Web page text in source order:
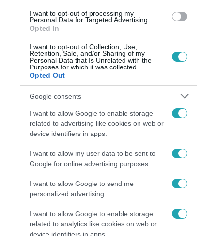
I want to opt-out of processing my
Personal Data for Targeted Advertising.
Opted In
I want to opt-out of Collection, Use,
Retention, Sale, and/or Sharing of my
Personal Data that Is Unrelated with the
Purposes for which it was collected.
Opted Out
Google consents
I want to allow Google to enable storage
related to advertising like cookies on web or
device identifiers in apps.
I want to allow my user data to be sent to
Google for online advertising purposes.
I want to allow Google to send me
personalized advertising.
I want to allow Google to enable storage
related to analytics like cookies on web or
device identifiers in apps.
HATÓSÁGI MULASZTÁS #HÁZKUTATÁS
Népszerű